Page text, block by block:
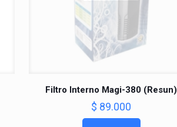
Filtro Interno Magi-380 (Resun)
$ 89.000